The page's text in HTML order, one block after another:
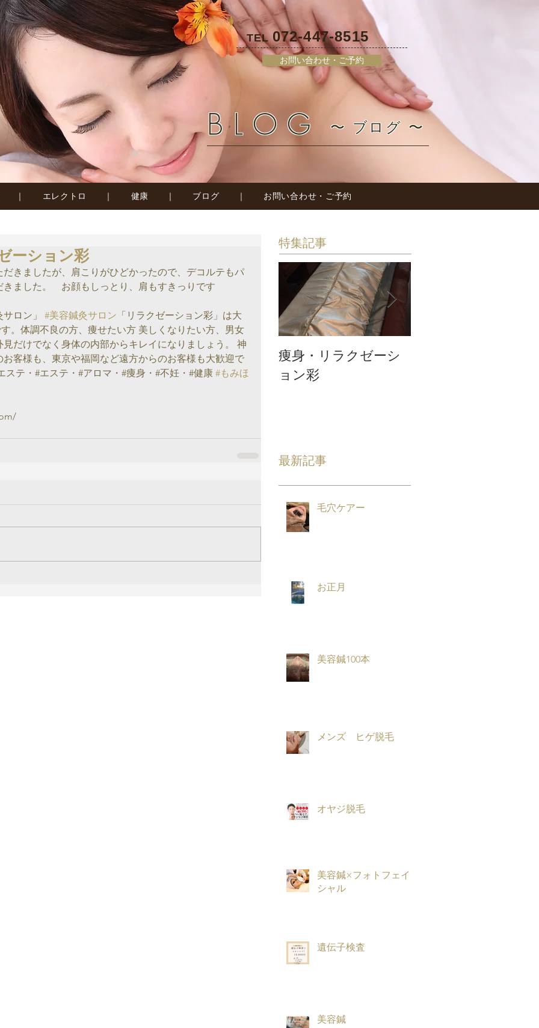
BLOG 〜 ブログ 〜
｜ エレクトロ ｜ 健康 ｜ ブログ ｜ お問い合わせ・ご予約
TEL072-447-8515
お問い合わせ・ご予約
ーション彩
きましたが、肩こりがひどかったので、デコルテもパ
ました。　お顔もしっとり、肩もすきっりです
ロン」 #美容鍼灸サロン 「リラクゼーション彩」は大
。体調不良の方、痩せたい方 美しくなりたい方、男女
だけでなく身体の内部からキレイになりましょう。 神
客様も、東京や福岡など遠方からのお客様も大歓迎で
ステ・#エステ・#アロマ・#痩身・#不妊・#健康 #もみほ
特集記事
痩身・リラクゼーシ
ョン彩
最新記事
毛穴ケアー
お正月
美容鍼100本
メンズ ヒゲ脱毛
オヤジ脱毛
美容鍼×フォトフェイ
シャル
遺伝子検査
美容鍼